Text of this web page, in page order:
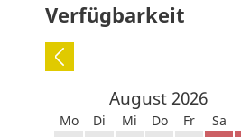
Verfügbarkeit
August 2026
Mo Di Mi Do Fr Sa